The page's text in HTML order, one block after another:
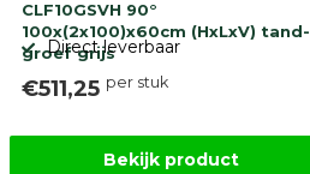
CLF10GSVH 90°
100x(2x100)x60cm (HxLxV) tand-
groef grijs
Direct leverbaar
€511,25 per stuk
Bekijk product